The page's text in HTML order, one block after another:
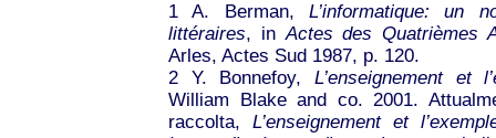
1 A. Berman, L’informatique: un
littéraires, inActes des Quatrièmes
Arles, Actes Sud 1987, p. 120.
2 Y. Bonnefoy, L’enseignement et
William Blake and co. 2001.
raccolta, L’enseignement et